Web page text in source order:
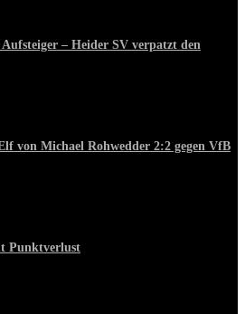
– Heider SV verpatzt den
von Michael Rohwedder 2:2 gegen VfB
Punktverlust